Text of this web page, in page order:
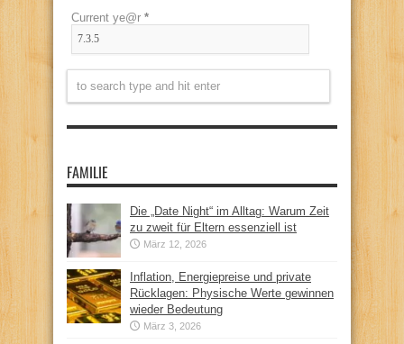
Current ye@r *
FAMILIE
Die „Date Night“ im Alltag: Warum Zeit
zu zweit für Eltern essenziell ist
März 12, 2026
Inflation, Energiepreise und private
Rücklagen: Physische Werte gewinnen
wieder Bedeutung
März 3, 2026